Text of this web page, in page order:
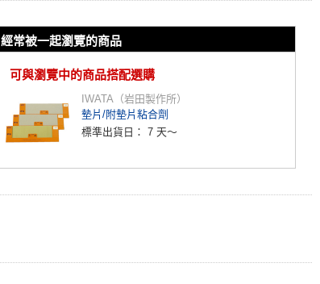
經常被一起瀏覽的商品
可與瀏覽中的商品搭配選購
IWATA（岩田製作所）
墊片/附墊片粘合劑
標準出貨日： 7 天～